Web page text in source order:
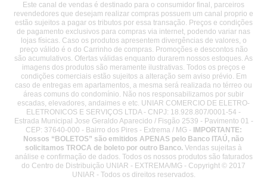
Este canal de vendas é destinado para o consumidor final, parceiros
revendedores que desejam realizar compras possuem um canal proprio e
estão sujeitos a pagar os tributos por essa transação. Preços e condições
de pagamento exclusivos para compras via internet, podendo variar nas
lojas físicas. Caso os produtos apresentem divergências de valores, o
preço válido é o do Carrinho de compras. Promoções e descontos não
são acumulativos. Ofertas válidas enquanto durarem nossos estoques. As
imagens dos produtos são meramente ilustrativas. Todos os preços e
condições comerciais estão sujeitos a alteração sem aviso prévio. Em
caso de entregas em apartamentos, a mesma será realizada no térreo ou
áreas comuns do condomínio. Não nos responsabilizamos por subir
escadas, elevadores, andaimes e etc. UNIAR COMERCIO DE ELETRO-
ELETRONICOS E SERVIÇOS LTDA - CNPJ: 18.928.807/0001-54 -
Estrada Municipal Jose Geraldo Aparecido / Fisgão 2539 - Pavimento 01 -
CEP: 37640-000 - Bairro dos Pires - Extrema / MG - IMPORTANTE:
Nossos “BOLETOS” são emitidos APENAS pelo Banco ITAÚ, não
solicitamos TROCA de boleto por outro Banco. Vendas sujeitas à
análise e confirmação de dados. Todos os nossos produtos são faturados
do Centro de Distribuição UNIAR - EXTREMA/MG - Copyright © 2017
UNIAR - Todos os direitos reservados.